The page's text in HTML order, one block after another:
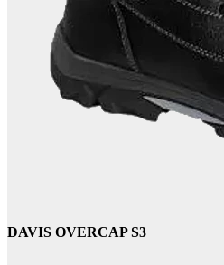
DAVIS OVERCAP S3